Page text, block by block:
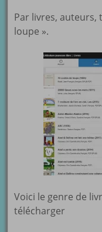
Par livres, auteurs,
loupe ».
Voici le genre de
télécharger